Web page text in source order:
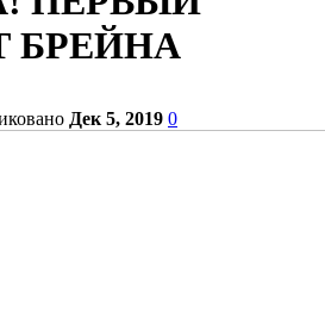
БРЕЙНА
Дек 5, 2019 0